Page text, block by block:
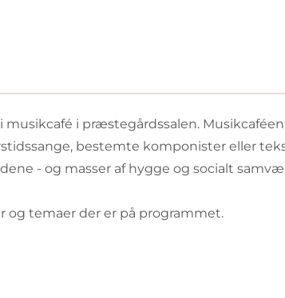
musikcafé i præstegårdssalen.
bestemte komponister eller
- og masser af hygge og socialt
og temaer der er på programmet.